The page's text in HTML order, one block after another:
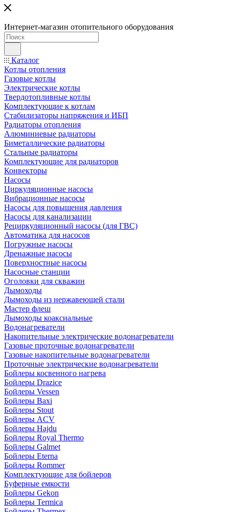
Интернет-магазин отопительного оборудования
Каталог
Котлы отопления
Газовые котлы
Электрические котлы
Твердотопливные котлы
Комплектующие к котлам
Стабилизаторы напряжения и ИБП
Радиаторы отопления
Алюминиевые радиаторы
Биметаллические радиаторы
Стальные радиаторы
Комплектующие для радиаторов
Конвекторы
Насосы
Циркуляционные насосы
Вибрационные насосы
Насосы для повышения давления
Насосы для канализации
Рециркуляционный насосы (для ГВС)
Автоматика для насосов
Погружные насосы
Дренажные насосы
Поверхностные насосы
Насосные станции
Оголовки для скважин
Дымоходы
Дымоходы из нержавеющей стали
Мастер флеш
Дымоходы коаксиальные
Водонагреватели
Накопительные электрические водонагреватели
Газовые проточные водонагреватели
Газовые накопительные водонагреватели
Проточные электрические водонагреватели
Бойлеры косвенного нагрева
Бойлеры Drazice
Бойлеры Vessen
Бойлеры Baxi
Бойлеры Stout
Бойлеры ACV
Бойлеры Hajdu
Бойлеры Royal Thermo
Бойлеры Galmet
Бойлеры Eterna
Бойлеры Rommer
Комплектующие для бойлеров
Буферные емкости
Бойлеры Gekon
Бойлеры Termica